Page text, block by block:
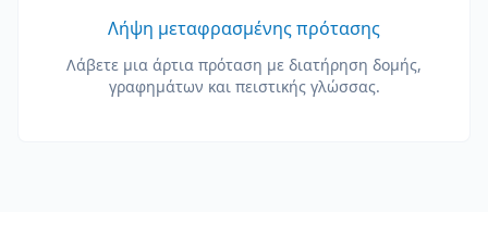
Λήψη μεταφρασμένης πρότασης
Λάβετε μια άρτια πρόταση με διατήρηση δομής,
γραφημάτων και πειστικής γλώσσας.